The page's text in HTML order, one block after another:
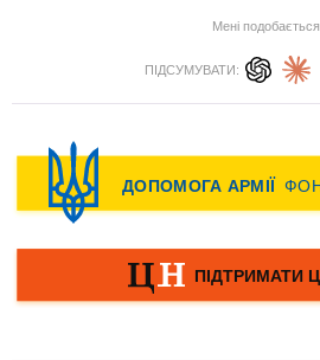
Мені подобається
ПІДСУМУВАТИ: